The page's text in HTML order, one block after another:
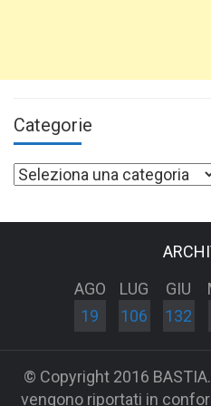
Categorie
Categorie
AGO
19
LUG
106
GIU
132
© Copyright 2016
vengono riportati in